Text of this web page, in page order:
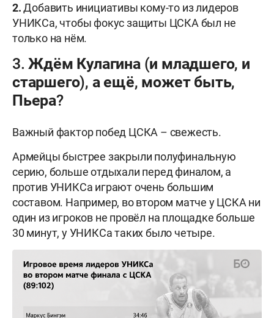
2.Добавить инициативы кому-то из лидеров
УНИКСа, чтобы фокус защиты ЦСКА был не
только на нём.
3. Ждём Кулагина (и младшего, и
старшего), а ещё, может быть,
Пьера?
Важный фактор побед ЦСКА – свежесть.
Армейцы быстрее закрыли полуфинальную
серию, больше отдыхали перед финалом, а
против УНИКСа играют очень большим
составом. Например, во втором матче у ЦСКА ни
один из игроков не провёл на площадке больше
30 минут, у УНИКСа таких было четыре.